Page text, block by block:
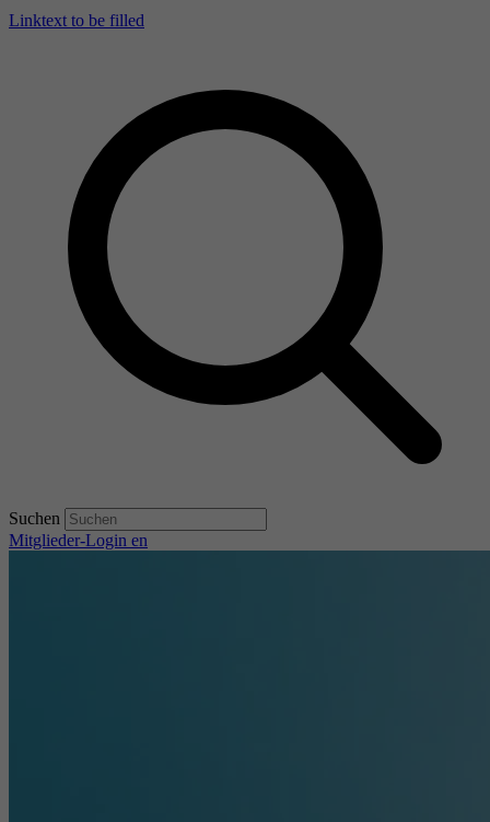
Linktext to be filled
Suchen
Mitglieder-Login en